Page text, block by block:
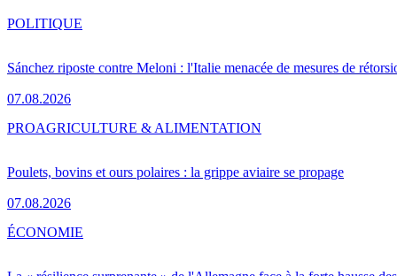
Sánchez riposte contre Meloni : l'Italie menacée de mesures de
07.08.2026
POLITIQUE
Poulets, bovins et ours polaires : la grippe aviaire se propage
07.08.2026
PROAGRICULTURE & ALIMENTATION
ÉCONOMIE